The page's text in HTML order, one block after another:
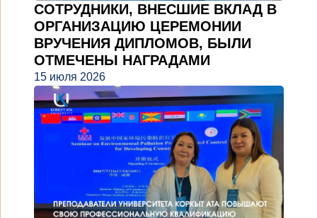
СОТРУДНИКИ, ВНЕСШИЕ ВКЛАД В
ОРГАНИЗАЦИЮ ЦЕРЕМОНИИ
ВРУЧЕНИЯ ДИПЛОМОВ, БЫЛИ
ОТМЕЧЕНЫ НАГРАДАМИ
15 июля 2026